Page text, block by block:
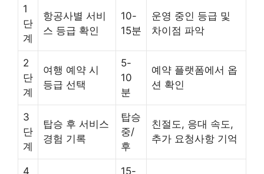
1
단
계
항공사별 서비
스 등급 확인
10-
15분
운영 중인 등급 및
차이점 파악
2
단
계
여행 예약 시
등급 선택
5-
10
분
예약 플랫폼에서 옵
션 확인
3
단
계
탑승 후 서비스
경험 기록
탑승
중/
후
친절도, 응대 속도,
추가 요청사항 기억
4 15-